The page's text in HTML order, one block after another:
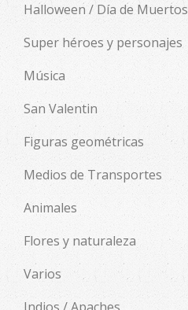
Halloween / Día de Muertos
Super héroes y personajes
Música
San Valentin
Figuras geométricas
Medios de Transportes
Animales
Flores y naturaleza
Varios